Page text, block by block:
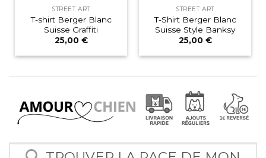
STREET ART
T-shirt Berger Blanc
Suisse Graffiti
25,00 €
STREET ART
T-Shirt Berger Blanc
Suisse Style Banksy
25,00 €